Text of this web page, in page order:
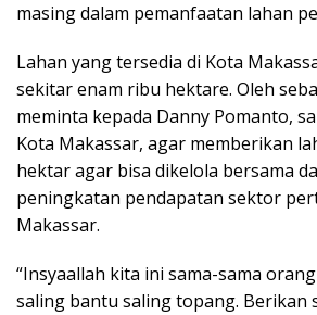
masing dalam pemanfaatan lahan
Lahan yang tersedia di Kota
sekitar enam ribu hektare. Oleh
meminta kepada Danny Pomanto,
Kota Makassar, agar memberikan
hektar agar bisa dikelola bersama
peningkatan pendapatan sektor
Makassar.
“Insyaallah kita ini sama-sama
saling bantu saling topang. Berikan